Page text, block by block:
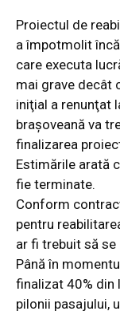
Proiectul de
a împotmolit
care executa
mai grave decât
iniţial a renunţat
braşoveană va
finalizarea
Estimările arată
fie terminate.
Conform
pentru
ar fi trebuit să
Până în
finalizat 40% din
pilonii pasajului,